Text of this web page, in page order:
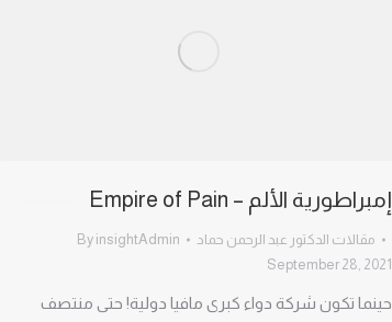
إمبراطورية الألم – Empire of Pain
مقالات الدكتور عبد الرحمن حماد By insightAdmin
September 28, 2021
حينما تكون شركة دواء كبرى مافيا دولية! حتى منتصف